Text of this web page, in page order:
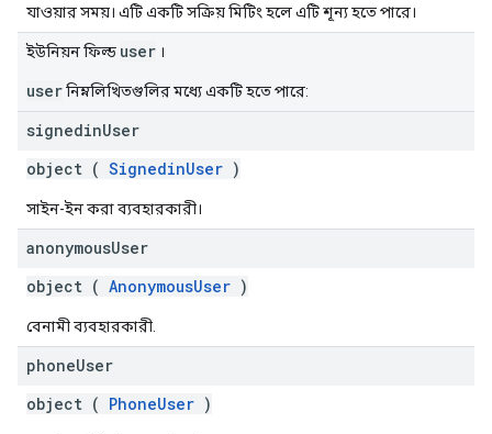
যাওয়ার সময়। এটি একটি সক্রিয় মিটিং হলে এটি শূন্য হতে পারে।
ইউনিয়ন ফিল্ড user ।
userনিম্নলিখিতগুলির মধ্যে একটি হতে পারে:
signedinUser
object ( SignedinUser )
সাইন-ইন করা ব্যবহারকারী।
anonymousUser
object ( AnonymousUser )
বেনামী ব্যবহারকারী.
phoneUser
object ( PhoneUser )